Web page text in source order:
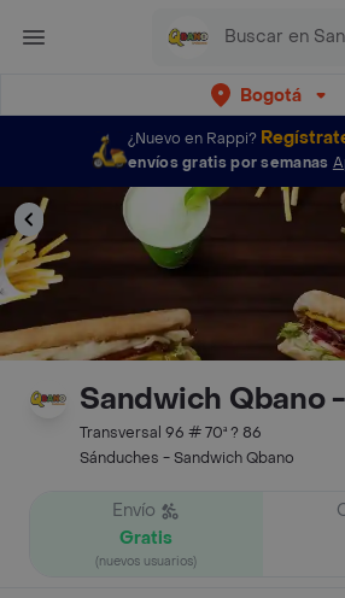
Bogotá
¿Nuevo en Rappi?
envíos gratis por semanas
Sandwich Qbano
Transversal 96 # 70ª ? 86
Sánduches - Sandwich Qbano
Envío
Gratis
(nuevos usuarios)